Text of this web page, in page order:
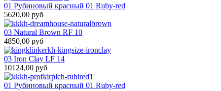
01 Рубиновый красный 01 Ruby-red
5620,00 руб
03 Natural Brown RF 10
4850,00 руб
03 Iron Clay LF 14
10124,00 руб
01 Рубиновый красный 01 Ruby-red